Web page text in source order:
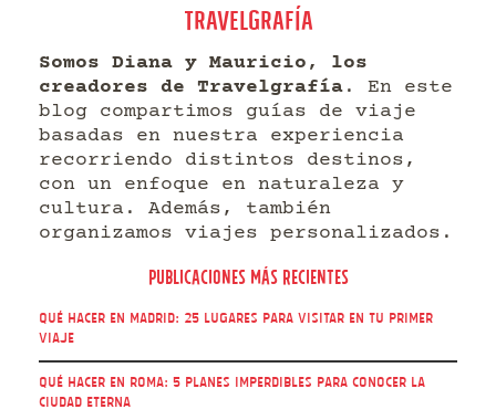
TRAVELGRAFÍA
Somos Diana y Mauricio, los
creadores de Travelgrafía . En este
blog compartimos guías de viaje
basadas en nuestra experiencia
recorriendo distintos destinos,
con un enfoque en naturaleza y
cultura. Además, también
organizamos viajes personalizados.
Publicaciones más recientes
Qué hacer en Madrid: 25 lugares para visitar en tu primer
viaje
Qué hacer en Roma: 5 Planes imperdibles para conocer la
Ciudad Eterna